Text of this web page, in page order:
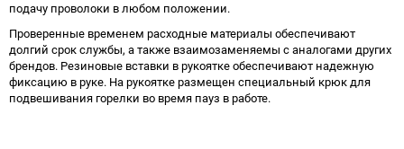
подачу проволоки в любом положении.
Проверенные временем расходные материалы обеспечивают
долгий срок службы, а также взаимозаменяемы с аналогами других
брендов. Резиновые вставки в рукоятке обеспечивают надежную
фиксацию в руке. На рукоятке размещен специальный крюк для
подвешивания горелки во время пауз в работе.